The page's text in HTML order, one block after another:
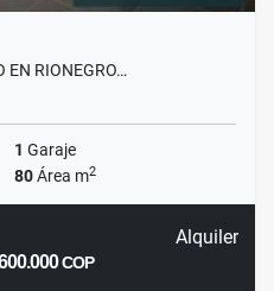
EN RIONEGRO…
1 Garaje
80Área m2
Alquiler
COP